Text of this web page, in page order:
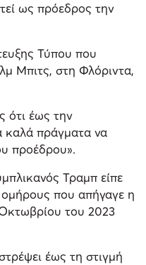
ως πρόεδρος την
Τύπου που
Μπιτς, στη Φλόριντα,
ότι έως την
καλά πράγματα να
προέδρου».
Τραμπ είπε
ομήρους που απήγαγε η
του 2023
έως τη στιγμή